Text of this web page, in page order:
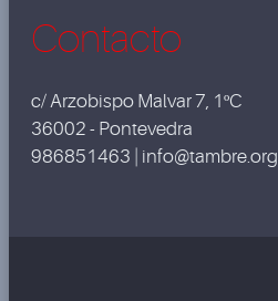
Contacto
c/ Arzobispo Malvar 7, 1ºC
36002 - Pontevedra
986851463 | info@tambre.org